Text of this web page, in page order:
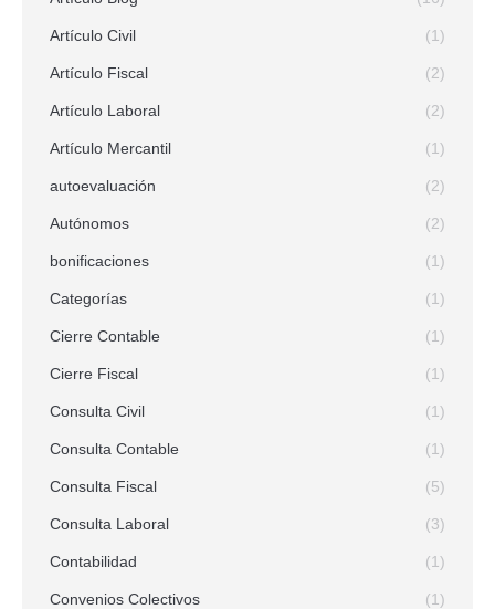
Artículo Civil (1)
Artículo Fiscal (2)
Artículo Laboral (2)
Artículo Mercantil (1)
autoevaluación (2)
Autónomos (2)
bonificaciones (1)
Categorías (1)
Cierre Contable (1)
Cierre Fiscal (1)
Consulta Civil (1)
Consulta Contable (1)
Consulta Fiscal (5)
Consulta Laboral (3)
Contabilidad (1)
Convenios Colectivos (1)